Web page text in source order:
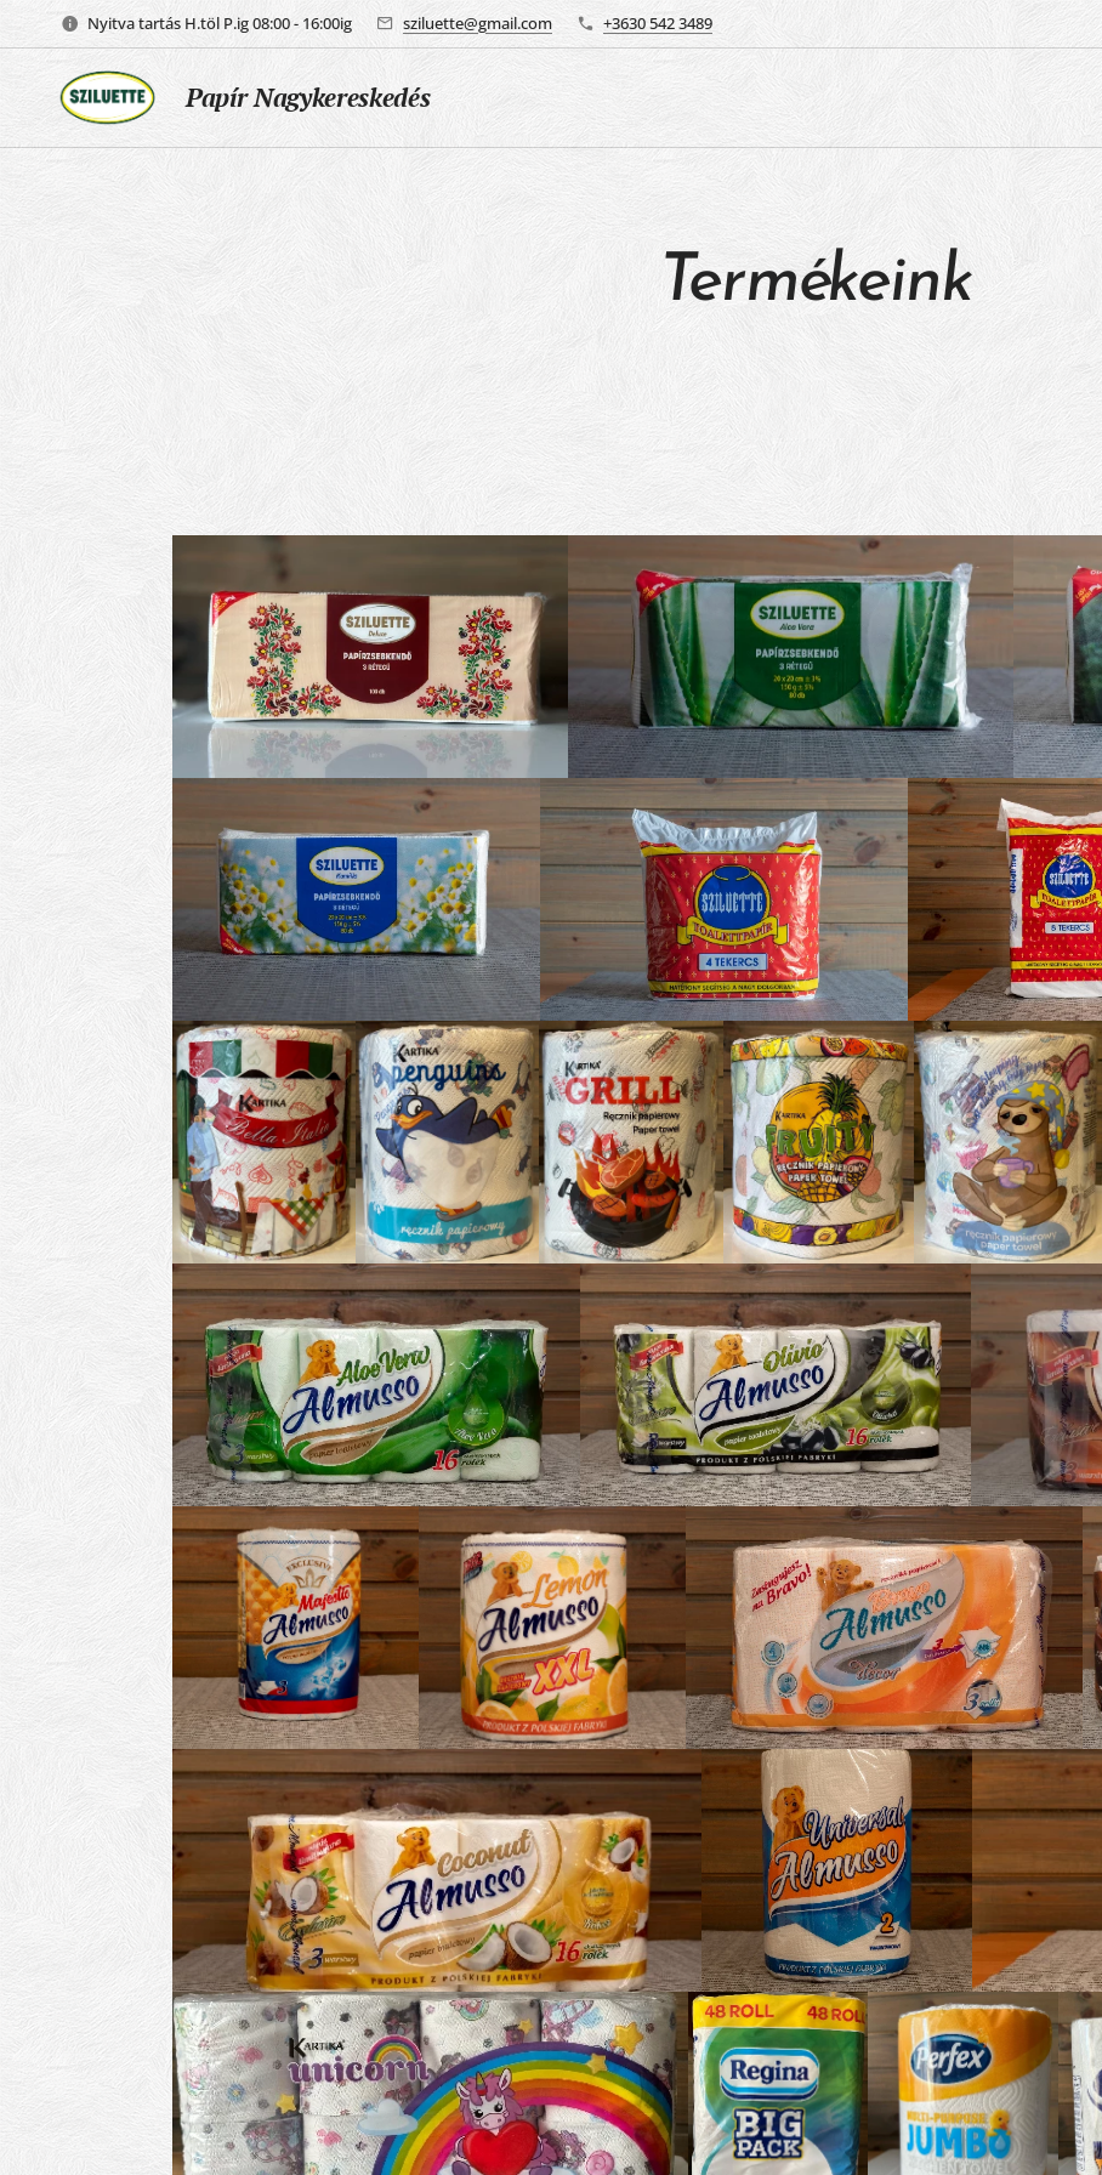
Nyitva tartás H.töl P.ig 08:00 - 16:00ig sziluette@gmail.com +3630 542 3489
Papír Nagykereskedés
Termékeink